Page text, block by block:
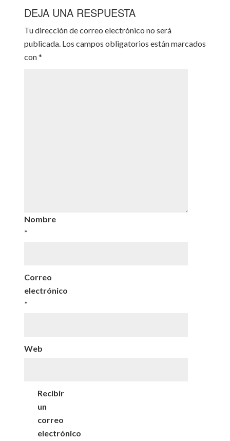
DEJA UNA RESPUESTA
Tu dirección de correo electrónico no será
publicada. Los campos obligatorios están marcados
con*
Nombre
*
Correo
electrónico
*
Web
Recibir
un
correo
electrónico